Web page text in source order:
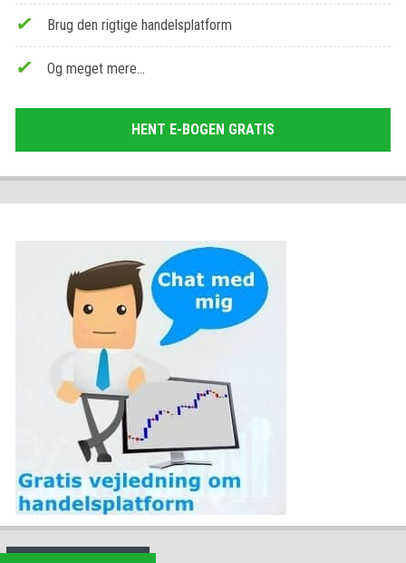
Brug den rigtige handelsplatform
Og meget mere…
HENT E-BOGEN GRATIS